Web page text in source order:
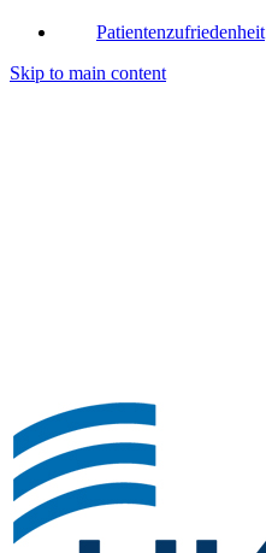
Patientenzufriedenheit
Skip to main content